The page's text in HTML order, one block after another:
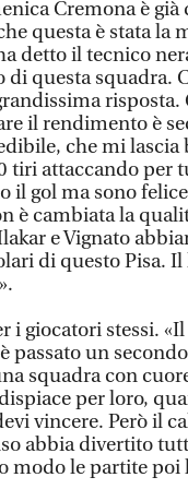
Cremona è
questa è stata la
detto il tecnico
di questa squadra.
risposta.
il rendimento è
che mi lascia
tiri attaccando per
il gol ma sono
è cambiata la
e Vignato
di questo Pisa. Il
i giocatori stessi.
passato un
squadra con
per loro,
vincere. Però il
abbia divertito
modo le partite poi